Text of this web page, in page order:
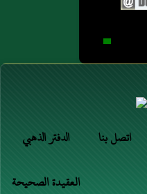
الدفتر الذهبي اتصل بنا
العقيدة الصحيحة